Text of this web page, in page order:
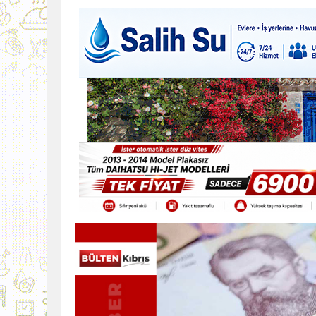
9:30 SON DAKİKA
13:42 BEROVA: HAYAT
20:30 Cumhurbaşkanı